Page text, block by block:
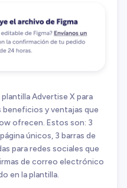
plantilla Advertise X para
y ventajas que
ofrecen. Estos son: 3
únicos, 3 barras de
para redes sociales que
de correo electrónico
en la plantilla.